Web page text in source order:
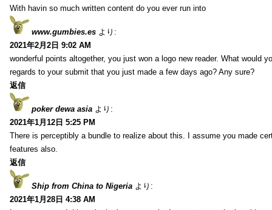
With havin so much written content do you ever run into
www.gumbies.es より:
2021年2月2日 9:02 AM
wonderful points altogether, you just won a logo new reader. What would
regards to your submit that you just made a few days ago? Any sure?
返信
poker dewa asia より:
2021年1月12日 5:25 PM
There is perceptibly a bundle to realize about this. I assume you made
features also.
返信
Ship from China to Nigeria より:
2021年1月28日 4:38 AM